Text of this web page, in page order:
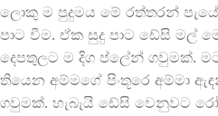
ලොකු ම පුදුමය මේ රත්තරන්
පාට වීම. ඒක සුදු පාට ඩේසි මල්
දෙපතුලට ම දිග ප්ලේන් ගවුමක්.
තියෙන අම්මගේ පිංතූරෙ අම්මා
ගවුමක්. හැබැයි ඩේසි වෙනුවට